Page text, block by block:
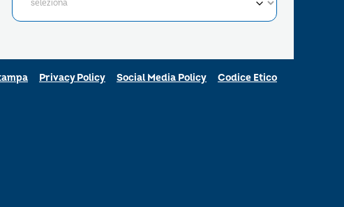
Privacy Policy Social Media Policy Codice Etico